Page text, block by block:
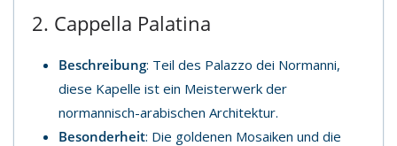
2. Cappella Palatina
Beschreibung: Teil des Palazzo dei Normanni,
diese Kapelle ist ein Meisterwerk der
normannisch-arabischen Architektur.
Besonderheit: Die goldenen Mosaiken und die